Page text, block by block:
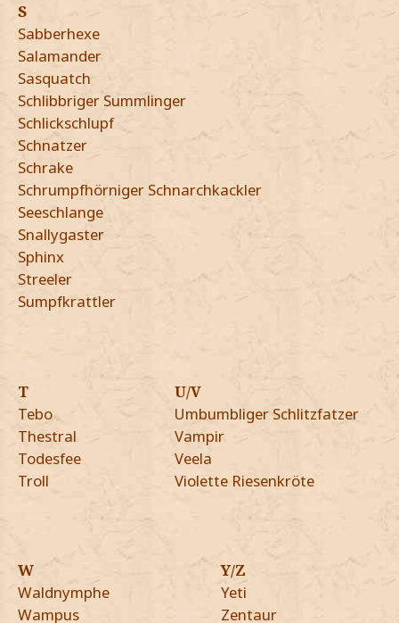
S
Sabberhexe
Salamander
Sasquatch
Schlibbriger Summlinger
Schlickschlupf
Schnatzer
Schrake
Schrumpfhörniger Schnarchkackler
Seeschlange
Snallygaster
Sphinx
Streeler
Sumpfkrattler
T
Tebo
Thestral
Todesfee
Troll
U/V
Umbumbliger Schlitzfatzer
Vampir
Veela
Violette Riesenkröte
W
Waldnymphe
Wampus
Y/Z
Yeti
Zentaur